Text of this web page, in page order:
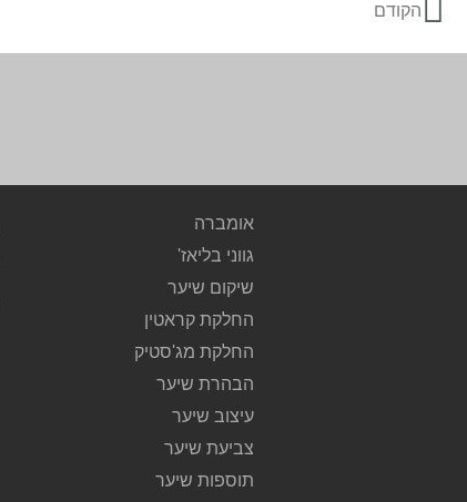
הקודם
אומברה
גווני בליאז'
שיקום שיער
החלקת קראטין
החלקת מג'סטיק
הבהרת שיער
עיצוב שיער
צביעת שיער
תוספות שיער